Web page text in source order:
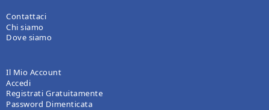
Contattaci
Chi siamo
Dove siamo
Il Mio Account
Accedi
Registrati Gratuitamente
Password Dimenticata